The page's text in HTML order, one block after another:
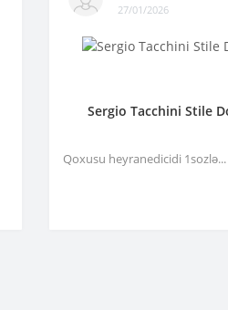
27/01/2026
Sergio Tacchini Stile
Qoxusu heyranedicidi 1sozlə...